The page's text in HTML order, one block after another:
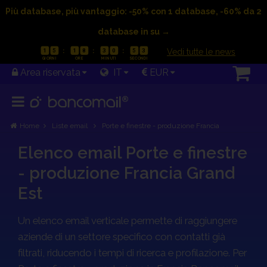
Più database, più vantaggio: -50% con 1 database, -60% da 2
database in su →
1 5 1 8 3 0 5 3 Vedi tutte le news
Area riservata IT EUR
Home Liste email Porte e finestre - produzione Francia
Elenco email Porte e finestre
- produzione Francia Grand
Est
Un elenco email verticale permette di raggiungere
aziende di un settore specifico con contatti già
filtrati, riducendo i tempi di ricerca e profilazione. Per